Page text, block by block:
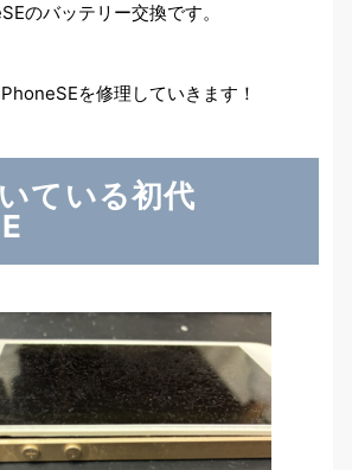
のバッテリー交換です。
を修理していきます！
ている初代